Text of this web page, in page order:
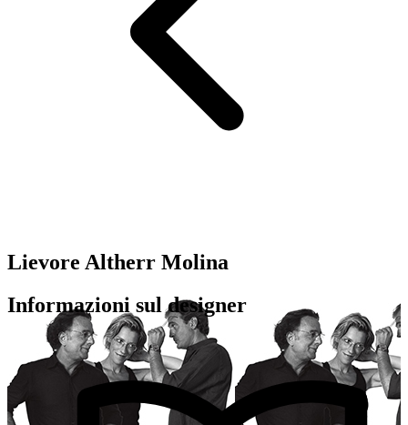
Lievore Altherr Molina
Informazioni sul designer